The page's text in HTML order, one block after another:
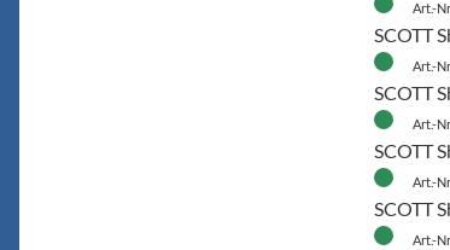
Art.-
SCOTT
Art.-
SCOTT
Art.-
SCOTT
Art.-
SCOTT
Art.-